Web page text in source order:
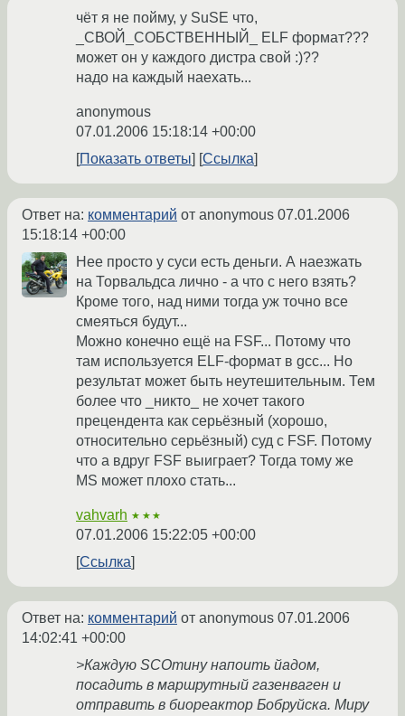
чёт я не пойму, у SuSE что,
_СВОЙ_СОБСТВЕННЫЙ_ ELF формат???
может он у каждого дистра свой :)??
надо на каждый наехать...
anonymous
07.01.2006 15:18:14 +00:00
Показать ответы
Ссылка
Ответ на: комментарий от anonymous 07.01.2006
15:18:14 +00:00
Нее просто у суси есть деньги. А наезжать
на Торвальдса лично - а что с него взять?
Кроме того, над ними тогда уж точно все
смеяться будут...
Можно конечно ещё на FSF... Потому что
там используется ELF-формат в gcc... Но
результат может быть неутешительным. Тем
более что _никто_ не хочет такого
прецендента как серьёзный (хорошо,
относительно серьёзный) суд с FSF. Потому
что а вдруг FSF выиграет? Тогда тому же
MS может плохо стать...
vahvarh ★★★
07.01.2006 15:22:05 +00:00
Ссылка
Ответ на: комментарий от anonymous 07.01.2006
14:02:41 +00:00
>Каждую SCOтину напоить йадом,
посадить в маршрутный газенваген и
отправить в биореактор Бобруйска. Миру